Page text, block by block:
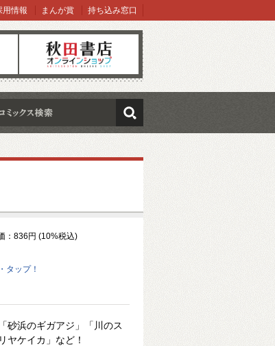
オンラインショップ
用情報 まんが賞 持ち込み窓口
検索
：836円 (10%税込)
タップ！
砂浜のギガアジ」「川のス
ヤケイカ」など！